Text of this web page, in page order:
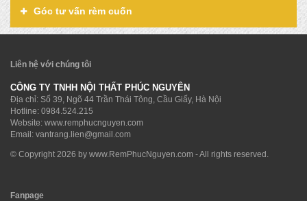
Góc tư vấn rèm cuốn
Liên hệ với chúng tôi
CÔNG TY TNHH NỘI THẤT PHÚC NGUYÊN
Địa chỉ: Số 39, Ngõ 44 Trần Thái Tông, Cầu Giấy, Hà Nội
Hotline: 0984.524.215
Website: www.remphucnguyen.com
Email: vantrang.lien@gmail.com
© Copyright 2026 by www.RemPhucNguyen.com - All rights reserved.
Fanpage